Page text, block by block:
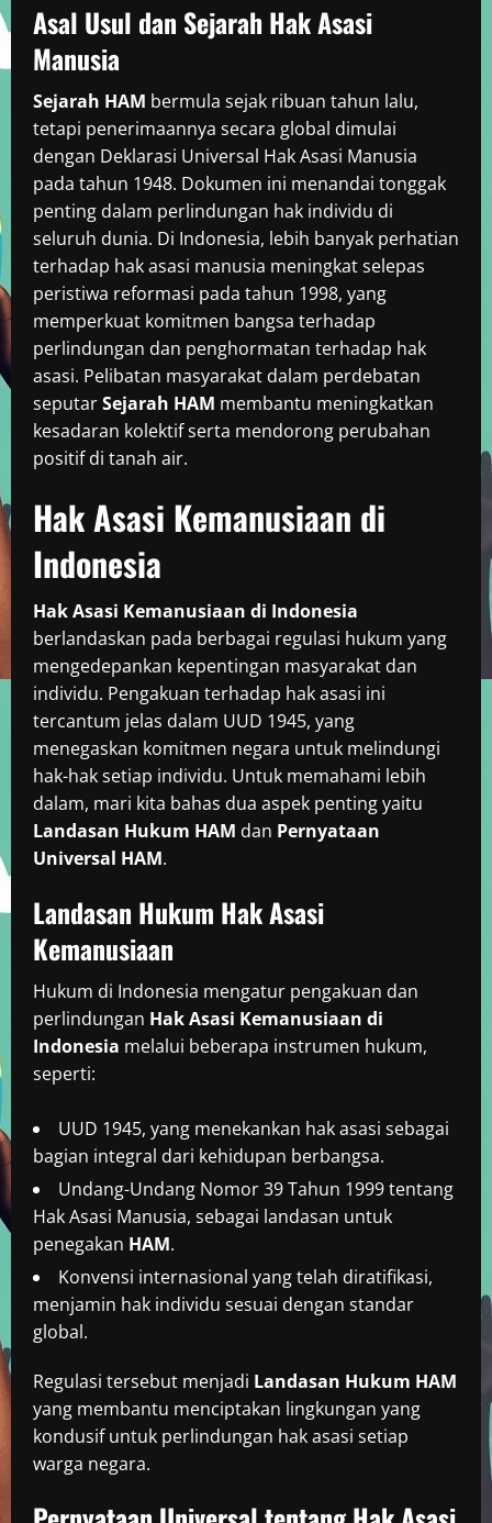
Asal Usul dan Sejarah Hak Asasi
Manusia
Sejarah HAM bermula sejak ribuan tahun lalu,
tetapi penerimaannya secara global dimulai
dengan Deklarasi Universal Hak Asasi Manusia
pada tahun 1948. Dokumen ini menandai tonggak
penting dalam perlindungan hak individu di
seluruh dunia. Di Indonesia, lebih banyak perhatian
terhadap hak asasi manusia meningkat selepas
peristiwa reformasi pada tahun 1998, yang
memperkuat komitmen bangsa terhadap
perlindungan dan penghormatan terhadap hak
asasi. Pelibatan masyarakat dalam perdebatan
seputarSejarah HAM membantu meningkatkan
kesadaran kolektif serta mendorong perubahan
positif di tanah air.
Hak Asasi Kemanusiaan di
Indonesia
Hak Asasi Kemanusiaan di Indonesia
berlandaskan pada berbagai regulasi hukum yang
mengedepankan kepentingan masyarakat dan
individu. Pengakuan terhadap hak asasi ini
tercantum jelas dalam UUD 1945, yang
menegaskan komitmen negara untuk melindungi
hak-hak setiap individu. Untuk memahami lebih
dalam, mari kita bahas dua aspek penting yaitu
Landasan Hukum HAM dan Pernyataan
Universal HAM.
Landasan Hukum Hak Asasi
Kemanusiaan
Hukum di Indonesia mengatur pengakuan dan
perlindungan Hak Asasi Kemanusiaan di
Indonesia melalui beberapa instrumen hukum,
seperti:
UUD 1945, yang menekankan hak asasi sebagai
bagian integral dari kehidupan berbangsa.
Undang-Undang Nomor 39 Tahun 1999 tentang
Hak Asasi Manusia, sebagai landasan untuk
penegakan HAM.
Konvensi internasional yang telah diratifikasi,
menjamin hak individu sesuai dengan standar
global.
Regulasi tersebut menjadi Landasan Hukum HAM
yang membantu menciptakan lingkungan yang
kondusif untuk perlindungan hak asasi setiap
warga negara.